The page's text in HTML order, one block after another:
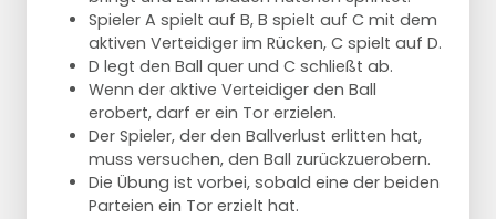
Spieler A spielt auf B, B spielt auf C mit dem
aktiven Verteidiger im Rücken, C spielt auf D.
D legt den Ball quer und C schließt ab.
Wenn der aktive Verteidiger den Ball
erobert, darf er ein Tor erzielen.
Der Spieler, der den Ballverlust erlitten hat,
muss versuchen, den Ball zurückzuerobern.
Die Übung ist vorbei, sobald eine der beiden
Parteien ein Tor erzielt hat.